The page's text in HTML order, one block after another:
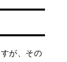
が、その